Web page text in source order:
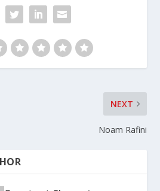
NEXT
Noam Rafini